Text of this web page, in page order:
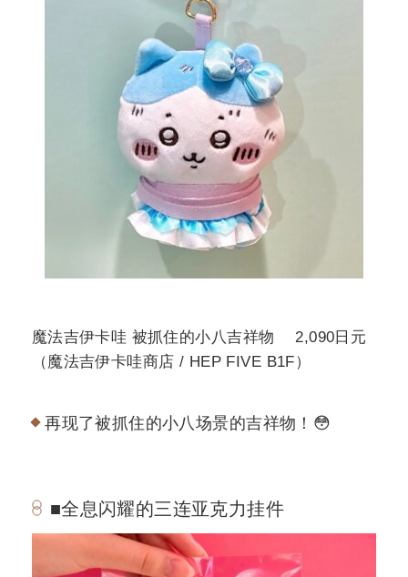
魔法吉伊卡哇 被抓住的小八吉祥物 2,090日元
（魔法吉伊卡哇商店 / HEP FIVE B1F）
再现了被抓住的小八场景的吉祥物！😳
■全息闪耀的三连亚克力挂件